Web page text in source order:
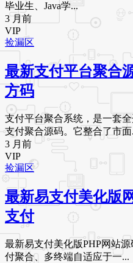
毕业生、Java学...
3 月前
VIP
捡漏区
最新支付平台聚合
方码
支付平台聚合系统，是一套
支付聚合源码。它整合了市面
3 月前
VIP
捡漏区
最新易支付美化版
支付
最新易支付美化版PHP网站
付聚合、多终端自适应于一...